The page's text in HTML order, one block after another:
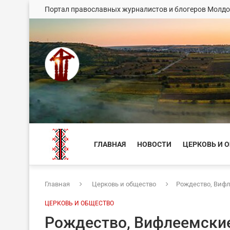
Портал православных журналистов и блогеров
ГЛАВНАЯ НОВОСТИ ЦЕРКОВЬ И
Главная Церковь и общество Рождество,
ЦЕРКОВЬ И ОБЩЕСТВО
Рождество,